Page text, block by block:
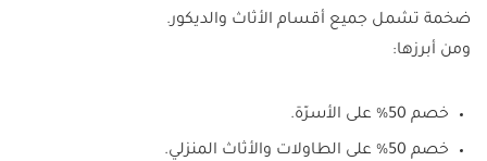
ضخمة تشمل جميع أقسام الأثاث والديكور.
ومن أبرزها:
خصم 50% على الأسرّة.
خصم 50% على الطاولات والأثاث المنزلي.